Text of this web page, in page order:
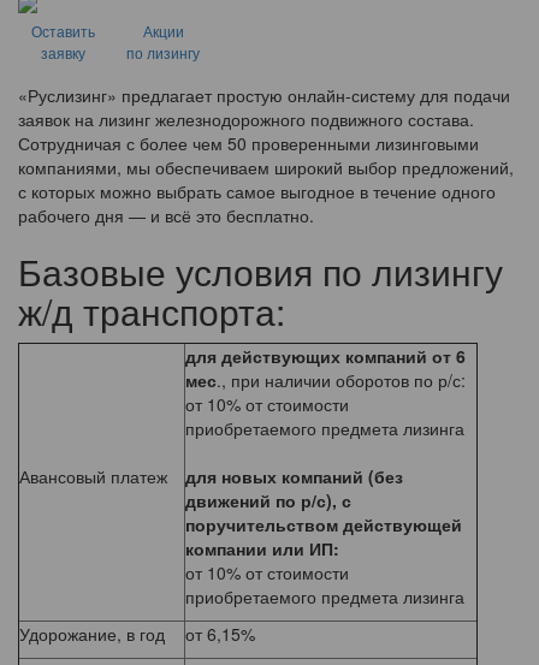
Оставить
заявку
Акции
по лизингу
«Руслизинг» предлагает простую онлайн-систему для подачи
заявок на лизинг железнодорожного подвижного состава.
Сотрудничая с более чем 50 проверенными лизинговыми
компаниями, мы обеспечиваем широкий выбор предложений,
с которых можно выбрать самое выгодное в течение одного
рабочего дня — и всё это бесплатно.
Базовые условия по лизингу
ж/д транспорта:
Авансовый платеж
для действующих компаний от 6
мес., при наличии оборотов по р/с:
от 10% от стоимости
приобретаемого предмета лизинга
для новых компаний (без
движений по р/с), с
поручительством действующей
компании или ИП:
от 10% от стоимости
приобретаемого предмета лизинга
Удорожание, в год
от 6,15%